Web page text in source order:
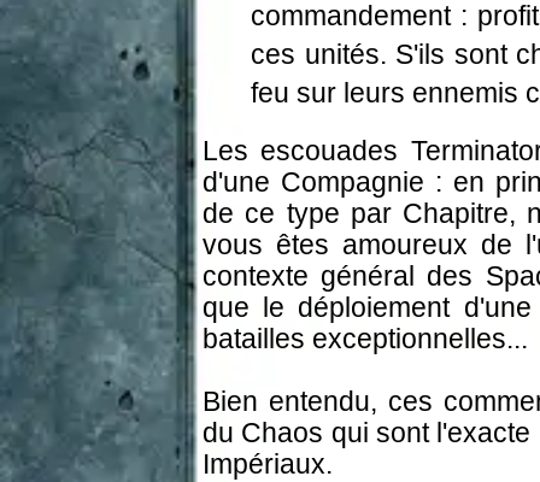
commandement :
ces unités. S'ils sont
feu sur leurs ennemis
Les escouades
d'une Compagnie : en
de ce type par Chapitre,
vous êtes amoureux de
contexte général des
que le déploiement
batailles exceptionnelles...
Bien entendu, ces
du Chaos qui sont
Impériaux.